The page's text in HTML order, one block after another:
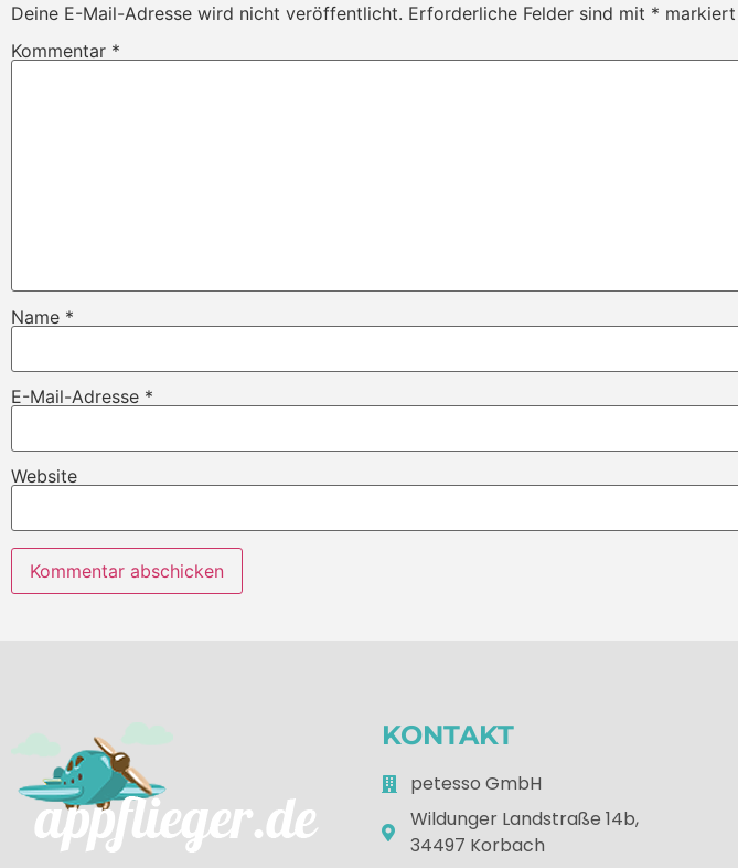
Deine E-Mail-Adresse wird nicht veröffentlicht. Erforderliche Felder sind mit * markiert
Kommentar *
Name *
E-Mail-Adresse *
Website
KONTAKT
petesso GmbH
Wildunger Landstraße 14b,
34497 Korbach